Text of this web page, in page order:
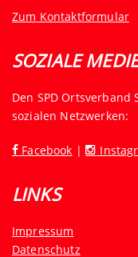
Zum Kontaktformular
SOZIALE
Den SPD
sozialen Netzwerken:
Facebook |
LINKS
Impressum
Datenschutz